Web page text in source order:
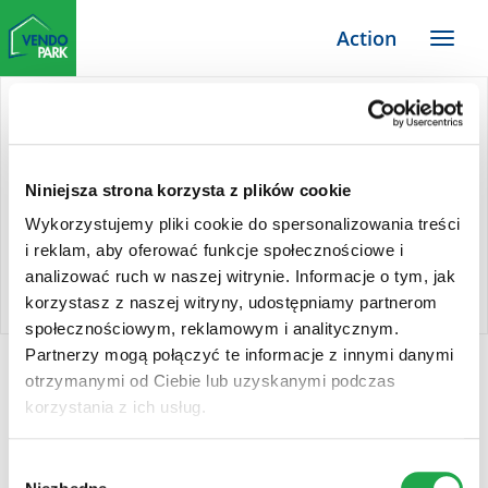
Niniejsza strona korzysta z plików cookie
Wykorzystujemy pliki cookie do spersonalizowania treści
i reklam, aby oferować funkcje społecznościowe i
analizować ruch w naszej witrynie. Informacje o tym, jak
korzystasz z naszej witryny, udostępniamy partnerom
społecznościowym, reklamowym i analitycznym.
Partnerzy mogą połączyć te informacje z innymi danymi
otrzymanymi od Ciebie lub uzyskanymi podczas
korzystania z ich usług.
Zum
Haupt-
Inhalt
Menü
Action
Action
Action to dyskont niespożywczy, który co tydzień